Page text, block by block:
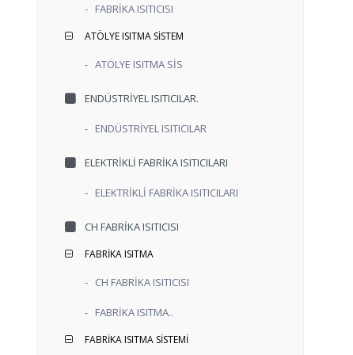
- FABRİKA ISITICISI
ATÖLYE ISITMA SİSTEM
- ATÖLYE ISITMA SİS
ENDÜSTRİYEL ISITICILAR.
- ENDÜSTRİYEL ISITICILAR
ELEKTRİKLİ FABRİKA ISITICILARI
- ELEKTRİKLİ FABRİKA ISITICILARI
CH FABRİKA ISITICISI
FABRİKA ISITMA
- CH FABRİKA ISITICISI
- FABRİKA ISITMA..
FABRİKA ISITMA SİSTEMİ